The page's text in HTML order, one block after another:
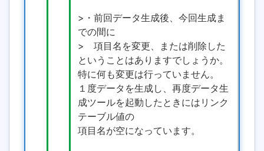
>・前回データ生成後、今回生成ま
での間に
> 項目名を変更、または削除した
ということはありますでしょうか。
特に何も変更は行っていません。
１度データを生成し、再度データ生
成ツールを起動したときにはリンク
テーブル値の
項目名が空になっています。